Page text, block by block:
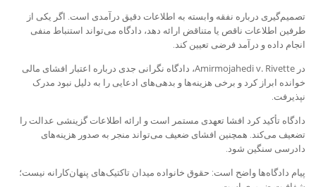
تصمیم‌گیری درباره نفقه وابسته به اطلاعات دقیق درآمدی است. اگر یکی از
طرفین اطلاعات ناقص یا متناقض ارائه دهد، دادگاه می‌تواند استنباط منفی
انجام داده و درآمد فرضی تعیین کند.
در Amirmojahedi v. Rivette، دادگاه نگرانی جدی درباره اعتبار افشای مالی
خوانده ابراز کرد و برخی هزینه‌ها و بدهی‌های ادعایی را به دلیل نبود مدرک
نپذیرفت.
دادگاه تأکید کرد افشا تعهدی مستمر است و ارائه اطلاعات گزینشی عدالت را
تضعیف می‌کند. همچنین افشای ضعیف می‌تواند منجر به صدور هزینه‌های
دادرسی سنگین شود.
پیام دادگاه‌ها واضح است: حقوق خانواده میدان تاکتیک‌های پنهان‌کارانه نیست؛